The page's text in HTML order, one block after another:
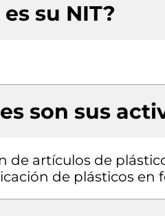
su NIT?
son sus
de artículos de
de plásticos en